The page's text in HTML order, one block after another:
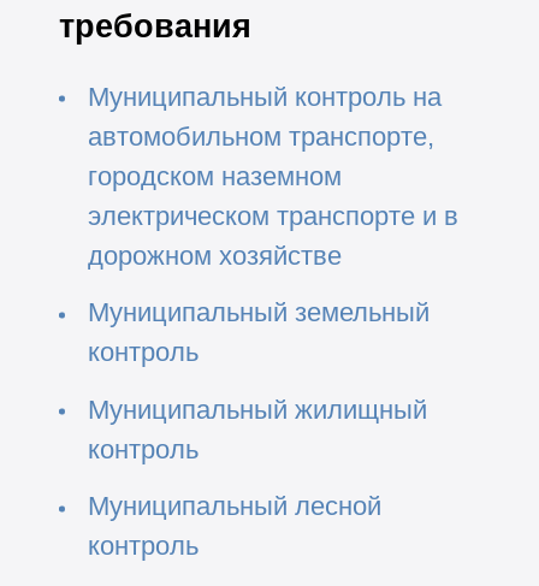
требования
Муниципальный контроль на
автомобильном транспорте,
городском наземном
электрическом транспорте и в
дорожном хозяйстве
Муниципальный земельный
контроль
Муниципальный жилищный
контроль
Муниципальный лесной
контроль